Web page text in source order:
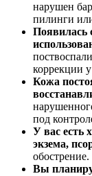
нарушен
пилинги
Появилась
коррекции
Кожа
под
У вас есть
экзема,
обострение.
Вы